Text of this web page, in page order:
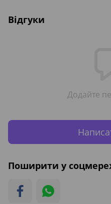
Відгуки
Додайте
Поширити у